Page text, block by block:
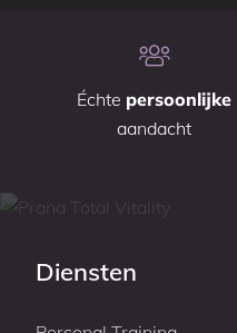
Échte persoonlijke
aandacht
Diensten